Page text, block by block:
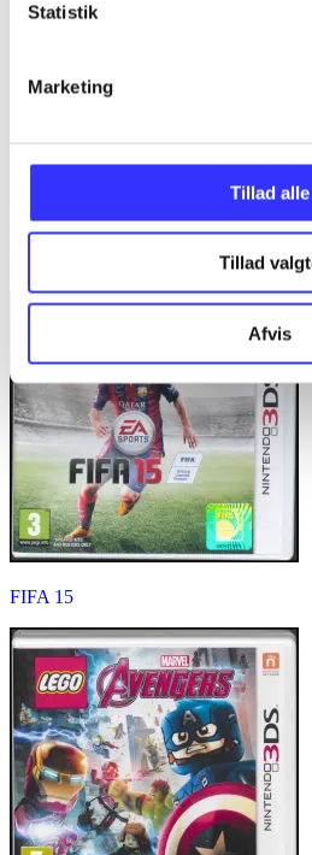
Statistik
Marketing
Tillad alle
Tillad
Afvis
FIFA 15